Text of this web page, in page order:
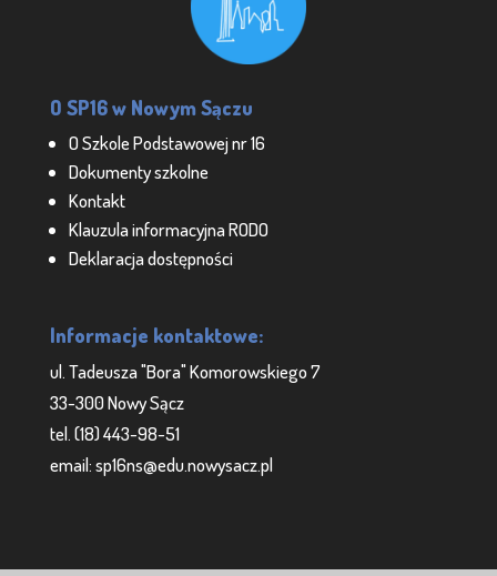
O SP16 w Nowym Sączu
O Szkole Podstawowej nr 16
Dokumenty szkolne
Kontakt
Klauzula informacyjna RODO
Deklaracja dostępności
Informacje kontaktowe:
ul. Tadeusza "Bora" Komorowskiego 7
33-300 Nowy Sącz
tel. (18) 443-98-51
email: sp16ns@edu.nowysacz.pl